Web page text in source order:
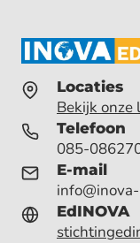
Locaties
Bekijk onze
Telefoon
085-
E-mail
EdINOVA